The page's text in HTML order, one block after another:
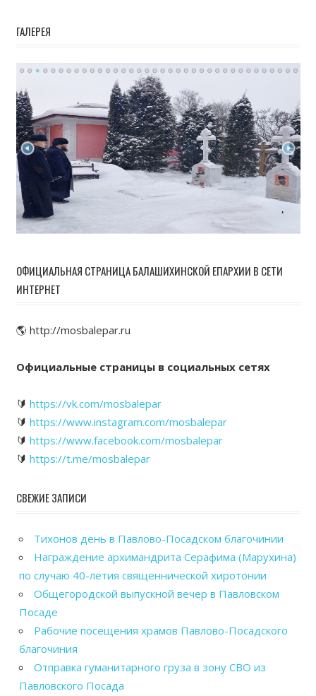
ГАЛЕРЕЯ
ОФИЦИАЛЬНАЯ СТРАНИЦА БАЛАШИХИНСКОЙ ЕПАРХИИ В СЕТИ
ИНТЕРНЕТ
🌎 http://mosbalepar.ru
Официальные страницы в социальных сетях
🔰 https://vk.com/mosbalepar
🔰 https://www.instagram.com/mosbalepar
🔰 https://www.facebook.com/mosbalepar
🔰 https://t.me/mosbalepar
СВЕЖИЕ ЗАПИСИ
Тихонов день в Павлово-Посадском благочинии
Награждение архимандрита Серафима (Марухина)
по случаю 40-летия священнической хиротонии
Общегородской выпускной вечер в Павловском
Посаде
Рабочие посещения храмов Павлово-Посадского
благочиния
Отправка гуманитарного груза в зону СВО из
Павловского Посада